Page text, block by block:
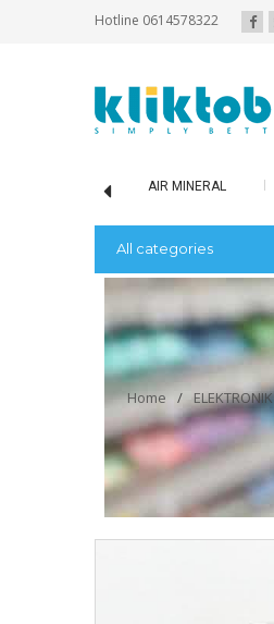
Hotline 0614578322
AIR MINERAL
All categories
Home / ELEKTRONIK